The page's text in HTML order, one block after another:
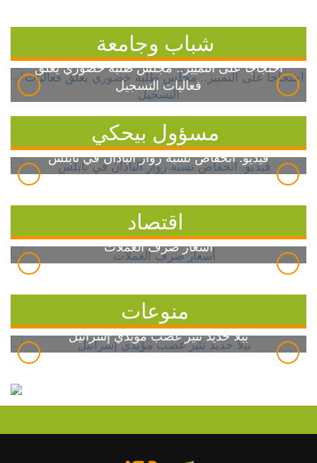
شباب وجامعة
احتجاجاً على التمييز.. مجلس طلبة خضوري يعلق
فعاليات التسجيل
مسؤول بيحكي
فيديو: انخفاض نسبة زوار الباذان في نابلس
اقتصاد
أسعار صرف العملات
منوعات
بيلا حديد تثير غضب مؤيدي إسرائيل